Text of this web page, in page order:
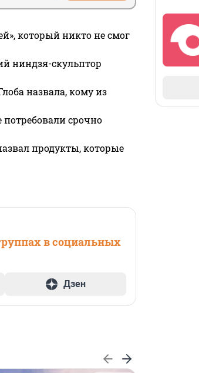
который никто не смог
ниндзя-скульптор
назвала, кому из
срочно
продукты, которые
в социальных
Дзен